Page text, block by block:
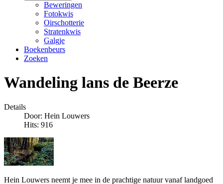
Beweringen
Fotokwis
Oirschotterie
Stratenkwis
Galgje
Boekenbeurs
Zoeken
Wandeling lans de Beerze
Details
Door: Hein Louwers
Hits: 916
Hein Louwers neemt je mee in de prachtige natuur vanaf landgoed